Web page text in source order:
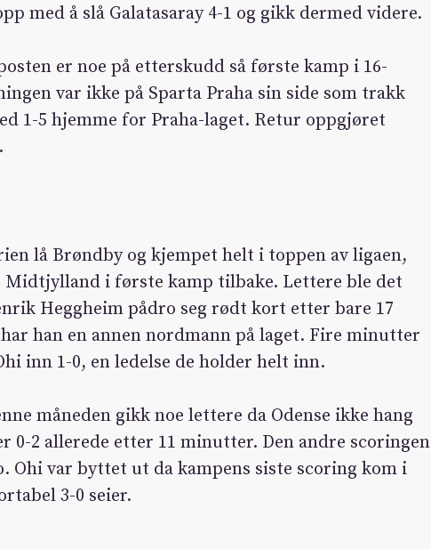
med å slå Galatasaray 4-1 og gikk dermed videre.
er noe på etterskudd så første kamp i 16-
var ikke på Sparta Praha sin side som trakk
1-5 hjemme for Praha-laget. Retur oppgjøret
lå Brøndby og kjempet helt i toppen av ligaen,
i første kamp tilbake. Lettere ble det
Heggheim pådro seg rødt kort etter bare 17
han en annen nordmann på laget. Fire minutter
inn 1-0, en ledelse de holder helt inn.
måneden gikk noe lettere da Odense ikke hang
0-2 allerede etter 11 minutter. Den andre scoringen
Ohi var byttet ut da kampens siste scoring kom i
3-0 seier.